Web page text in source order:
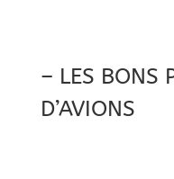
– LES BONS
D’AVIONS